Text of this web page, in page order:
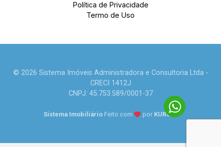
Política de Privacidade
Termo de Uso
© 2026 Sistema Imóveis Administradora e Consultoria Ltda -
CRECI 1412J
CNPJ: 45.753.589/0001-37
Sistema Imobiliário Feito com por KUROLE